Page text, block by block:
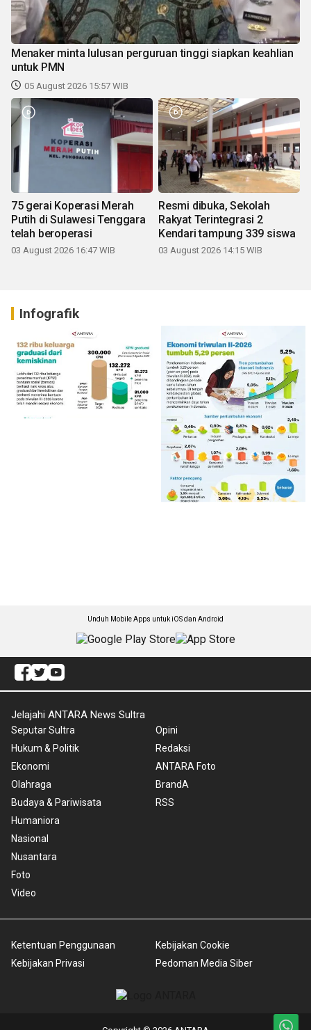
Menaker minta lulusan perguruan tinggi siapkan keahlian
untuk PMN
05 August 2026 15:57 WIB
75 gerai Koperasi Merah
Putih di Sulawesi Tenggara
telah beroperasi
03 August 2026 16:47 WIB
Resmi dibuka, Sekolah
Rakyat Terintegrasi 2
Kendari tampung 339 siswa
03 August 2026 14:15 WIB
Infografik
Unduh Mobile Apps untuk iOS dan Android
Jelajahi ANTARA News Sultra
Seputar Sultra
Hukum & Politik
Ekonomi
Olahraga
Budaya & Pariwisata
Humaniora
Nasional
Nusantara
Foto
Video
Opini
Redaksi
ANTARA Foto
BrandA
RSS
Ketentuan Penggunaan
Kebijakan Privasi
Kebijakan Cookie
Pedoman Media Siber